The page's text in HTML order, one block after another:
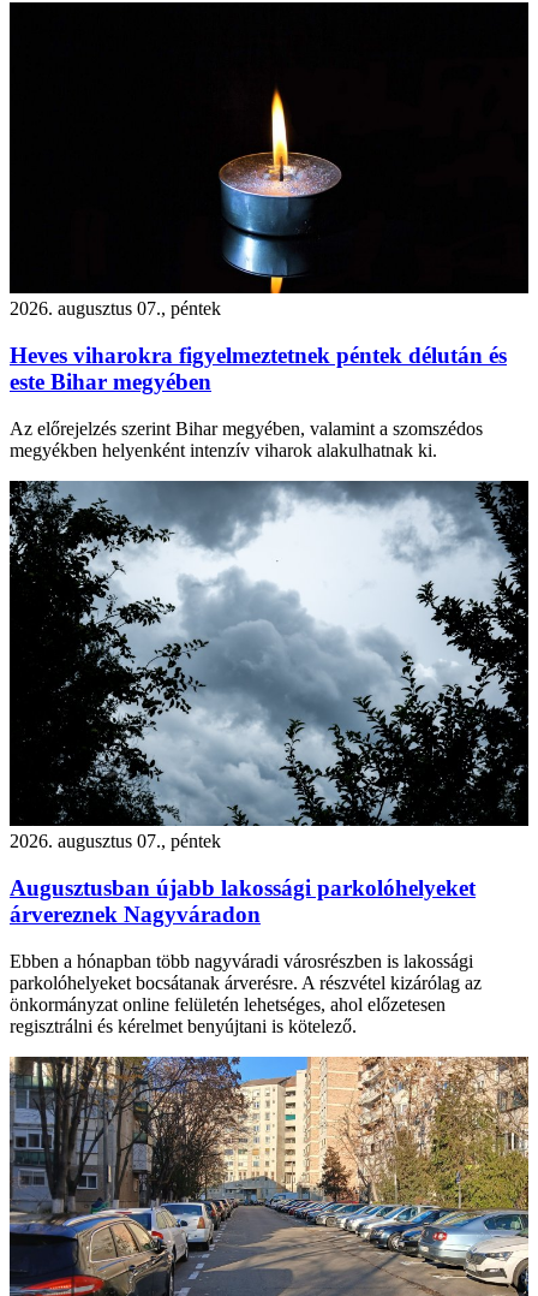
2026. augusztus 07., péntek
Heves viharokra figyelmeztetnek péntek délután és
este Bihar megyében
Az előrejelzés szerint Bihar megyében, valamint a szomszédos
megyékben helyenként intenzív viharok alakulhatnak ki.
2026. augusztus 07., péntek
Augusztusban újabb lakossági parkolóhelyeket
árvereznek Nagyváradon
Ebben a hónapban több nagyváradi városrészben is lakossági
parkolóhelyeket bocsátanak árverésre. A részvétel kizárólag az
önkormányzat online felületén lehetséges, ahol előzetesen
regisztrálni és kérelmet benyújtani is kötelező.